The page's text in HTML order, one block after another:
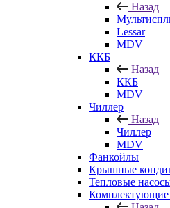
Назад
Lessar
MDV
ККБ
Назад
ККБ
MDV
Чиллер
Назад
Чиллер
MDV
Фанкойлы
Крышные
Тепловые
Комплектующие